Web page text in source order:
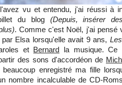
vu et entendu, j'ai réussi à
du blog (Depuis, insérer
. Comme c'est Noël, j'ai pensé
par Elsa lorsqu'elle avait 9 ans,
et Bernard la musique. Ce
des sons d'accordéon de
enregistré ma fille
nombre incalculable de CD-